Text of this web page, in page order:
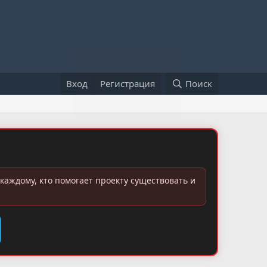
Вход Регистрация Поиск
кто помогает проекту существовать и